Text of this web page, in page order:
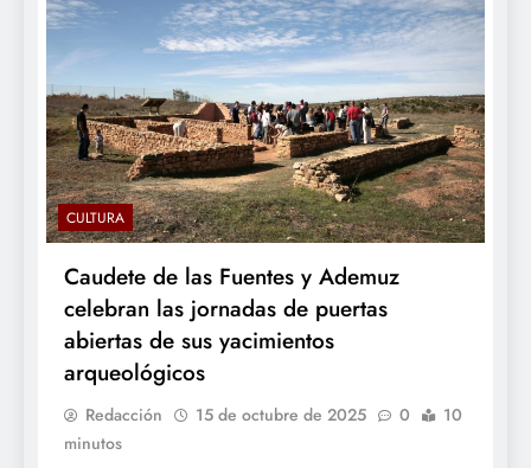
CULTURA
Caudete de las Fuentes y Ademuz
celebran las jornadas de puertas
abiertas de sus yacimientos
arqueológicos
Redacción 15 de octubre de 2025 0
10
minutos